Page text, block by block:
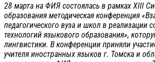
28 марта на ФИЯ состоялась в рамках XIII
образования методическая конференция
педагогического вуза и школ в реализации
технологий языкового образования»,
лингвистики. В конференции приняли
учителя иностранных языков г. Томска и